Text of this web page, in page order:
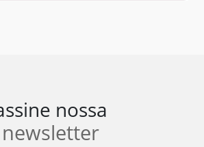
nossa
newsletter